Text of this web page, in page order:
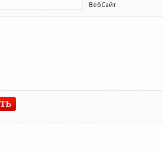
ВебСайт